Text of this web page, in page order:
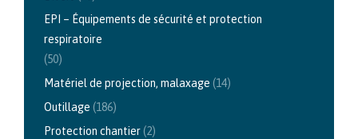
EPI – Équipements de sécurité et protection
respiratoire
(50)
Matériel de projection, malaxage (14)
Outillage (186)
Protection chantier(2)